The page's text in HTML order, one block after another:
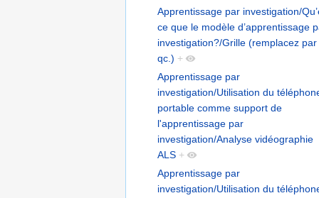
Apprentissage par investigation/
ce que le modèle d’apprentissage
investigation?/Grille (remplacez par
qc.) +
Apprentissage par
investigation/Utilisation du
portable comme support de
l'apprentissage par
investigation/Analyse vidéographie
ALS +
Apprentissage par
investigation/Utilisation du